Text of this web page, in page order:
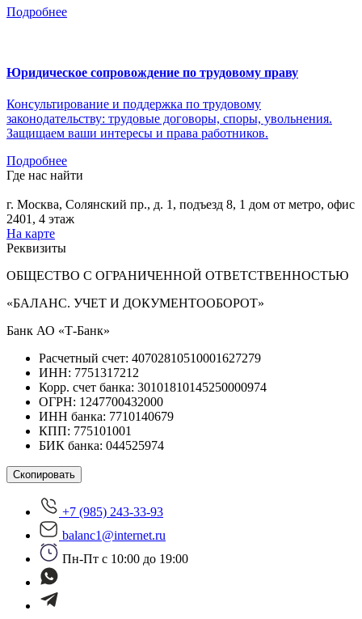
Подробнее
Юридическое сопровождение по трудовому праву
Консультирование и поддержка по трудовому
законодательству: трудовые договоры, споры, увольнения.
Защищаем ваши интересы и права работников.
Подробнее
Где нас найти
г. Москва, Солянский пр., д. 1, подъезд 8, 1 дом от метро, офис
2401, 4 этаж
На карте
Реквизиты
ОБЩЕСТВО С ОГРАНИЧЕННОЙ ОТВЕТСТВЕННОСТЬЮ
«БАЛАНС. УЧЕТ И ДОКУМЕНТООБОРОТ»
Банк АО «Т-Банк»
Расчетный счет: 40702810510001627279
ИНН: 7751317212
Корр. счет банка: 30101810145250000974
ОГРН: 1247700432000
ИНН банка: 7710140679
КПП: 775101001
БИК банка: 044525974
Скопировать
+7 (985) 243-33-93
balanc1@internet.ru
Пн-Пт с 10:00 до 19:00